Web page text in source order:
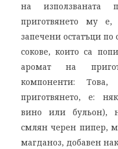
на използваната
приготвянето му
запечени остатъци по
сокове, които са
аромат на
компоненти:
приготвянето, е:
вино или бульон),
смлян черен пипер,
магданоз, добавен